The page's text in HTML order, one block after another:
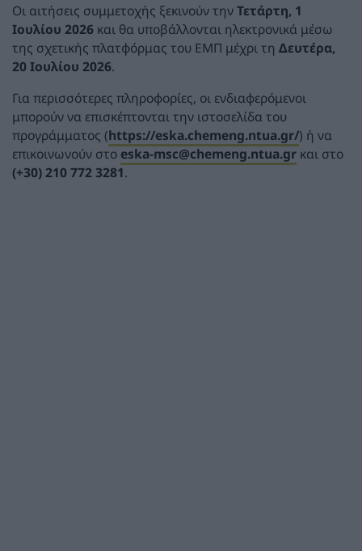
Οι αιτήσεις συμμετοχής ξεκινούν τηνΤετάρτη, 1
Ιουλίου 2026 και θα υποβάλλονται ηλεκτρονικά μέσω
της σχετικής πλατφόρμας του ΕΜΠ μέχρι τη Δευτέρα,
20 Ιουλίου 2026.
Για περισσότερες πληροφορίες, οι ενδιαφερόμενοι
μπορούν να επισκέπτονται την ιστοσελίδα του
προγράμματος (https://eska.chemeng.ntua.gr/) ή να
επικοινωνούν στο eska-msc@chemeng.ntua.gr και στο
(+30) 210 772 3281.